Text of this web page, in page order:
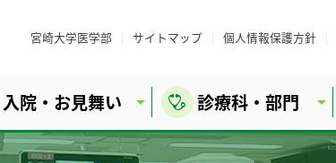
宮崎大学医学部 サイトマップ 個人情報保護方針
入院・お見舞い 診療科・部門